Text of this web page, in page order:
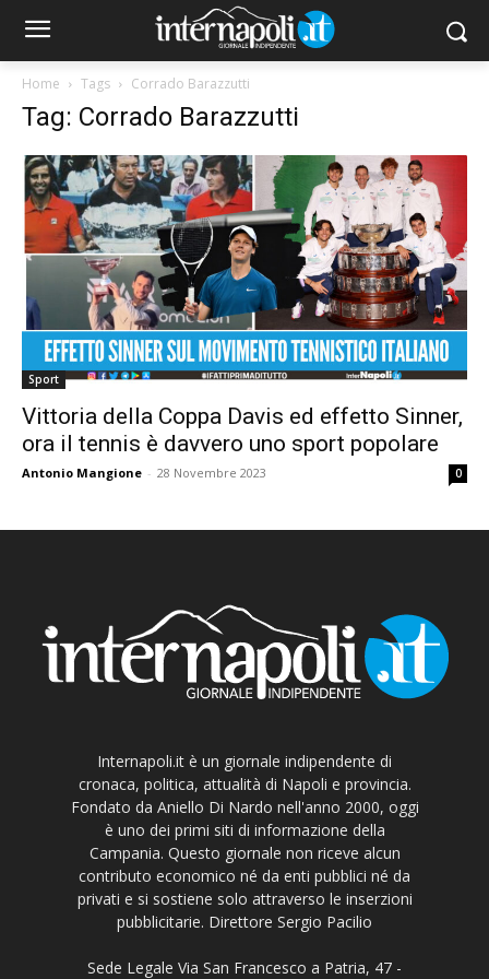
Home Tags Corrado Barazzutti
Tag: Corrado Barazzutti
Sport
Vittoria della Coppa Davis ed effetto Sinner,
ora il tennis è davvero uno sport popolare
Antonio Mangione - 28 Novembre 2023 0
Internapoli.it è un giornale indipendente di
cronaca, politica, attualità di Napoli e provincia.
Fondato da Aniello Di Nardo nell'anno 2000, oggi
è uno dei primi siti di informazione della
Campania. Questo giornale non riceve alcun
contributo economico né da enti pubblici né da
privati e si sostiene solo attraverso le inserzioni
pubblicitarie. Direttore Sergio Pacilio
Sede Legale Via San Francesco a Patria, 47 -